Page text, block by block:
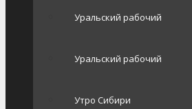
Уральский рабочий
Уральский рабочий
Утро Сибири